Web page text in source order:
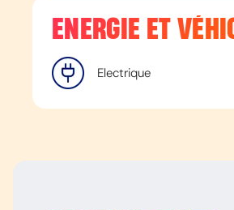
ENERGIE ET
Electrique